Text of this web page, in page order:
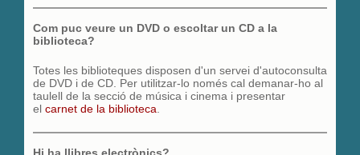
Com puc veure un DVD o escoltar un CD a la
biblioteca?
Totes les biblioteques disposen d'un servei d'autoconsulta
de DVD i de CD. Per utilitzar-lo només cal demanar-ho al
taulell de la secció de música i cinema i presentar
el carnet de la biblioteca.